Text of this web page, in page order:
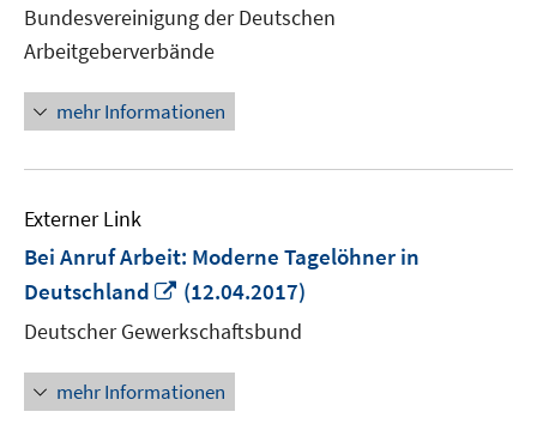
Fenster
öffnen
Bundesvereinigung der Deutschen
Arbeitgeberverbände
mehr Informationen
Externer Link
Bei Anruf Arbeit: Moderne Tagelöhner in
Deutschland
In
neuem
Fenster
öffnen
(12.04.2017)
Deutscher Gewerkschaftsbund
mehr Informationen